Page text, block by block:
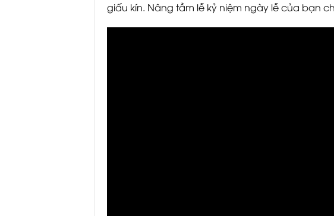
giấu kín. Nâng tầm lễ kỷ niệm ngày lễ của bạn